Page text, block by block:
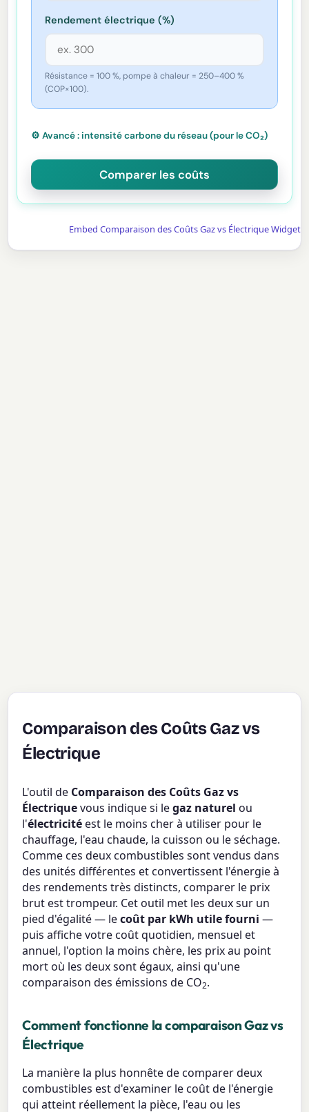
Rendement électrique (%)
Résistance = 100 %, pompe à chaleur = 250–400 %
(COP×100).
Avancé : intensité carbone du réseau (pour le CO₂)
Embed Comparaison des Coûts Gaz vs Électrique Widget
Comparaison des Coûts Gaz vs
Électrique
L'outil de Comparaison des Coûts Gaz vs
Électriquevous indique si legaz naturel ou
l'électricitéest le moins cher à utiliser pour le
chauffage, l'eau chaude, la cuisson ou le séchage.
Comme ces deux combustibles sont vendus dans
des unités différentes et convertissent l'énergie à
des rendements très distincts, comparer le prix
brut est trompeur. Cet outil met les deux sur un
pied d'égalité — lecoût par kWh utile fourni —
puis affiche votre coût quotidien, mensuel et
annuel, l'option la moins chère, les prix au point
mort où les deux sont égaux, ainsi qu'une
comparaison des émissions de CO2.
Comment fonctionne la comparaison Gaz vs
Électrique
La manière la plus honnête de comparer deux
combustibles est d'examiner le coût de l'énergie
qui atteint réellement la pièce, l'eau ou les